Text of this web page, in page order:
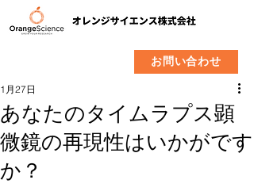
お問い合わせ
あなたのタイムラプス顕
微鏡の再現性はいかがです
か？
1月27日